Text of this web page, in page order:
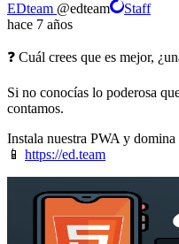
EDteam @edteam
Staff
hace 7 años
❓ Cuál crees que es mejor,
Si no conocías lo poderosa
contamos.
Instala nuestra PWA y
📱 https://ed.team